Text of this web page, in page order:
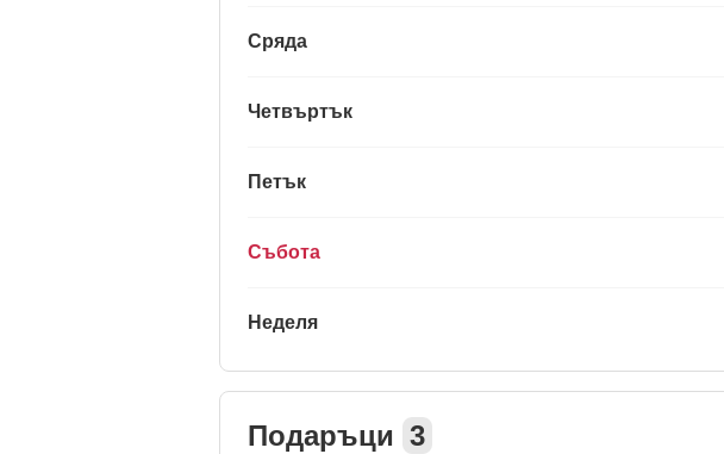
Сряда
Четвъртък
Петък
Събота
Неделя
Подаръци 3